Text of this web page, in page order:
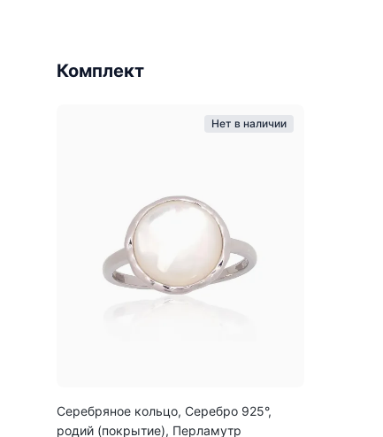
Комплект
Нет в наличии
Серебряное кольцо, Серебро 925°,
родий (покрытие), Перламутр